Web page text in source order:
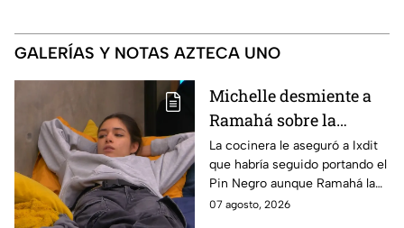
GALERÍAS Y NOTAS AZTECA UNO
Michelle desmiente a
Ramahá sobre la
designación del Pin
Negro a un integrante
de las "Divas" en
MasterChef 24/7
La cocinera le aseguró a Ixdit
que habría seguido portando el
Pin Negro aunque Ramahá la
hubiera subido al balcón
07 agosto, 2026